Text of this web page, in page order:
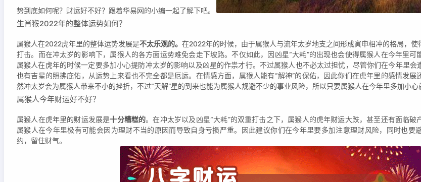
势到底如何呢？财运好不好？跟着华易网的小编一起了解下吧。
生肖猴2022年的整体运势如何？
属猴人在2022虎年里的整体运势发展是不太乐观的。 在2022年的时候，由于属猴人与流年太岁地支之间形成寅申相冲的格局，
打击。而在冲太岁的影响下，属猴人的各方面运势难免会走下坡路。不仅如此，因凶星“大耗”的出现也会使得属猴人在今年里可
属猴人在虎年的时候一定要多加小心提防冲太岁的影响以及凶星的作祟才行。不过属猴人也不必太过担忧，尽管你们在今年里会
也有吉星的照拂庇佑，从运势上来看也不完全都是厄运。在情感方面，属猴人能有“解神”的保佑，因此你们在虎年里的感情发展
然冲太岁会为属猴人带来不小的挫折，不过“天解”星的到来也能为属猴人规避不少的事业风险，所以只要属猴人在今年里多加小心
属猴人今年财运好不好？
属猴人在虎年里的财运发展是十分糟糕的。在冲太岁以及凶星“大耗”的双重打击之下，属猴人的虎年财运大跌，甚至还有面临破
属猴人在今年里极有可能会因为理财不当的原因而导致自身亏损严重。因此建议你们在今年里要多加注意理财风险，同时也要
约，留住财气。